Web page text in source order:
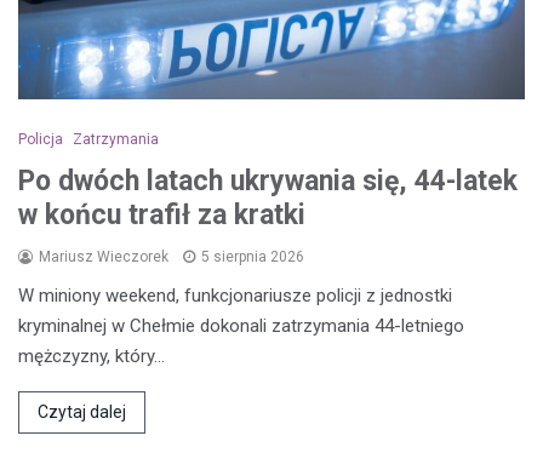
Policja Zatrzymania
Po dwóch latach ukrywania się, 44-latek
w końcu trafił za kratki
Mariusz Wieczorek 5 sierpnia 2026
W miniony weekend, funkcjonariusze policji z jednostki
kryminalnej w Chełmie dokonali zatrzymania 44-letniego
mężczyzny, który…
Czytaj dalej